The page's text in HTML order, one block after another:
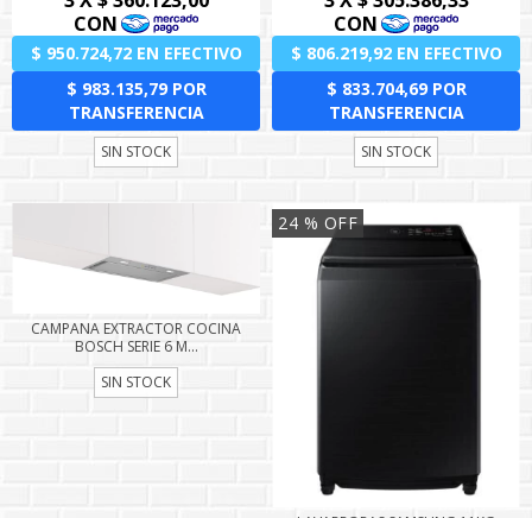
SIN STOCK SIN STOCK
CAMPANA EXTRACTOR COCINA
BOSCH SERIE 6 M...
SIN STOCK
24 % OFF